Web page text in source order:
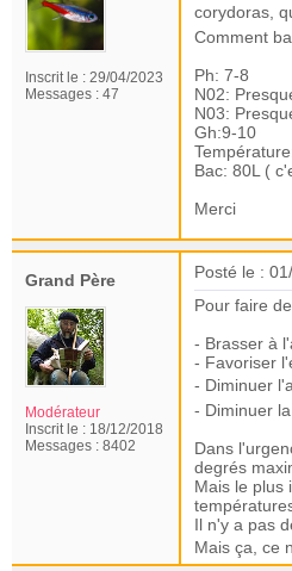
Inscrit le : 29/04/2023
Messages : 47
corydoras,
Comment
Ph: 7-8
N02:
N03:
Gh:9-10
Bac: 80L (
Merci
Grand Père
Modérateur
Inscrit le : 18/12/2018
Messages : 8402
Posté le :
Pour faire
- Brasser à
- Favoriser
- Diminuer
- Diminuer
Dans
degrés
Mais le plus
Il n'y a pas
Mais ça, ce